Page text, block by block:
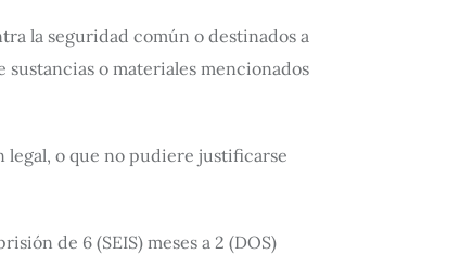
la seguridad común o destinados a
o materiales mencionados
legal, o que no pudiere justificarse
de 6 (SEIS) meses a 2 (DOS)